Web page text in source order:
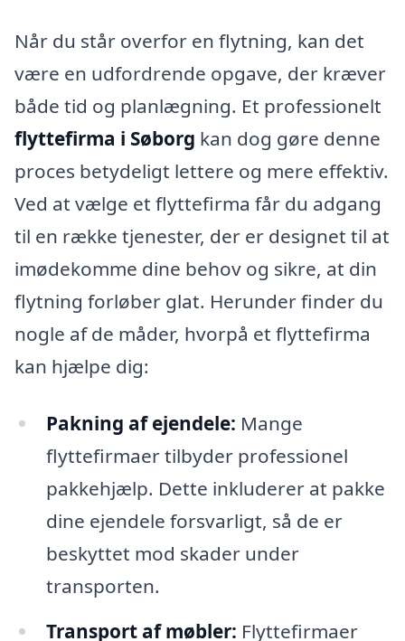
Når du står overfor en flytning, kan det
være en udfordrende opgave, der kræver
både tid og planlægning. Et professionelt
flyttefirma i Søborg kan dog gøre denne
proces betydeligt lettere og mere effektiv.
Ved at vælge et flyttefirma får du adgang
til en række tjenester, der er designet til at
imødekomme dine behov og sikre, at din
flytning forløber glat. Herunder finder du
nogle af de måder, hvorpå et flyttefirma
kan hjælpe dig:
Pakning af ejendele: Mange
flyttefirmaer tilbyder professionel
pakkehjælp. Dette inkluderer at pakke
dine ejendele forsvarligt, så de er
beskyttet mod skader under
transporten.
Transport af møbler: Flyttefirmaer